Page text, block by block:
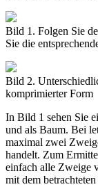
Bild 1. Folgen Sie
Sie die
Bild 2.
komprimierter Form
In Bild 1 sehen Sie
und als Baum. Bei
maximal zwei
handelt. Zum
einfach alle Zweige
mit dem